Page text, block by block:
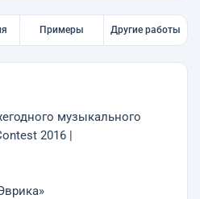
Примеры Другие работы
музыкального
2016 |